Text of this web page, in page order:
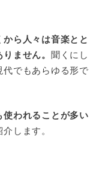
ら人々は音楽とと
ません。 聞くにし
でもあらゆる形で
われることが多い
します。